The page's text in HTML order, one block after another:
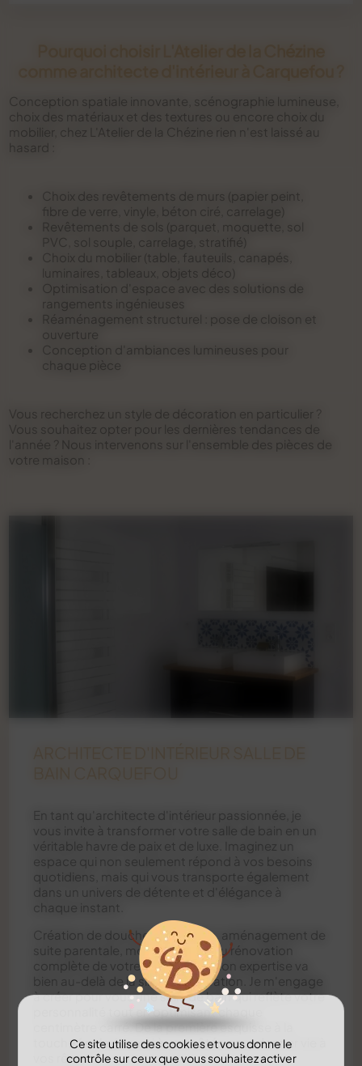
Ce site utilise des cookies et vous donne le
contrôle sur ceux que vous souhaitez activer
Conception spatiale innovante, scénographie lumineuse,
choix des matériaux et des textures ou encore choix du
mobilier, chez L'Atelier de la Chézine rien n'est laissé au
hasard :
Choix des revêtements de murs (papier peint,
fibre de verre, vinyle, béton ciré, carrelage)
Revêtements de sols (parquet, moquette, sol
PVC, sol souple, carrelage, stratifié)
luminaires, tableaux, objets déco)
rangements ingénieuses
ouverture
Conception d'ambiances lumineuses pour
chaque pièce
Vous recherchez un style de décoration en particulier ?
Vous souhaitez opter pour les dernières tendances de
l'année ? Nous intervenons sur l'ensemble des pièces de
votre maison :
En tant qu'architecte d'intérieur passionnée, je
vous invite à transformer votre salle de bain en un
véritable havre de paix et de luxe. Imaginez un
espace qui non seulement répond à vos besoins
quotidiens, mais qui vous transporte également
dans un univers de détente et d'élégance à
chaque instant.
Création de douche à l'italienne, aménagement de
suite parentale, modernisation ou rénovation
complète de votre salle d'eau, mon expertise va
bien au-delà de la simple décoration. Je m'engage
à créer pour vous une salle de bain qui reflète votre
personnalité tout en optimisant chaque
centimètre carré. De la première esquisse à la
touche finale, je serai à vos côtés pour donner vie à
vos rêves.